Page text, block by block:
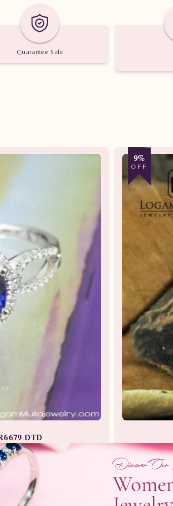
Guarantee Safe
DTD
/ Batu Safir
9%
OFF